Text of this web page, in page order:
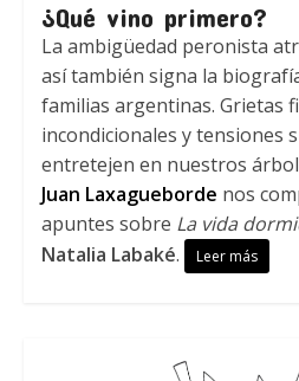
¿Qué vino primero?
La ambigüedad peronista
así también signa la
familias argentinas. Grietas
incondicionales y tensiones
entretejen en nuestros
Juan Laxagueborde nos
apuntes sobre La vida
Natalia Labaké. Leer más